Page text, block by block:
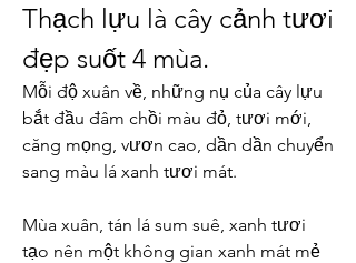
Thạch lựu là cây cảnh tươi
đẹp suốt 4 mùa.
Mỗi độ xuân về, những nụ của cây lựu
bắt đầu đâm chồi màu đỏ, tươi mới,
căng mọng, vươn cao, dần dần chuyển
sang màu lá xanh tươi mát.
Mùa xuân, tán lá sum suê, xanh tươi
tạo nên một không gian xanh mát mẻ